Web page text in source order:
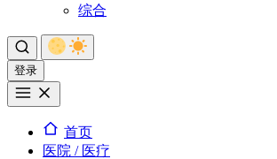
综合
登录
首页
医院 / 医疗